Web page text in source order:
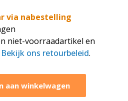
via nabestelling
niet-voorraadartikel en
Bekijk ons retourbeleid.
aan winkelwagen